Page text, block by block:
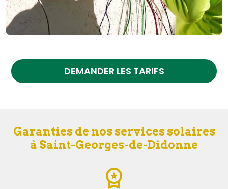
DEMANDER LES TARIFS
Garanties de nos services solaires
à Saint-Georges-de-Didonne